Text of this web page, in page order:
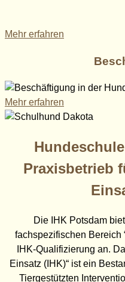
Mehr erfahren
Mehr erfahren
Praxisbetrieb
Die IHK Potsdam
fachspezifischen Bereich
IHK-Qualifizierung an.
Einsatz (IHK)“ ist ein
Tiergestützten